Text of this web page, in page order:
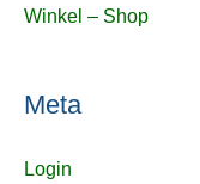
Winkel – Shop
Meta
Login